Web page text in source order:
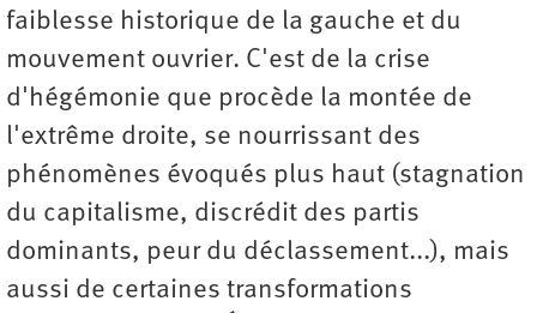
faiblesse historique de la gauche et du
mouvement ouvrier. C'est de la crise
d'hégémonie que procède la montée de
l'extrême droite, se nourrissant des
phénomènes évoqués plus haut (stagnation
du capitalisme, discrédit des partis
dominants, peur du déclassement...), mais
aussi de certaines transformations